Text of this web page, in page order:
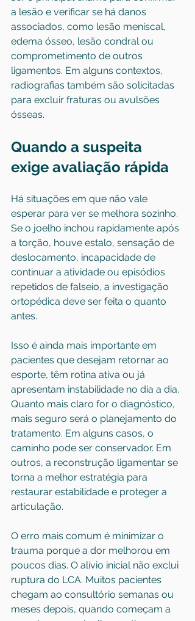
a lesão e verificar se há danos
associados, como lesão meniscal,
edema ósseo, lesão condral ou
comprometimento de outros
ligamentos. Em alguns contextos,
radiografias também são solicitadas
para excluir fraturas ou avulsões
ósseas.
Quando a suspeita
exige avaliação rápida
Há situações em que não vale
esperar para ver se melhora sozinho.
Se o joelho inchou rapidamente após
a torção, houve estalo, sensação de
deslocamento, incapacidade de
continuar a atividade ou episódios
repetidos de falseio, a investigação
ortopédica deve ser feita o quanto
antes.
Isso é ainda mais importante em
pacientes que desejam retornar ao
esporte, têm rotina ativa ou já
apresentam instabilidade no dia a dia.
Quanto mais claro for o diagnóstico,
mais seguro será o planejamento do
tratamento. Em alguns casos, o
caminho pode ser conservador. Em
outros, a reconstrução ligamentar se
torna a melhor estratégia para
restaurar estabilidade e proteger a
articulação.
O erro mais comum é minimizar o
trauma porque a dor melhorou em
poucos dias. O alívio inicial não exclui
ruptura do LCA. Muitos pacientes
chegam ao consultório semanas ou
meses depois, quando começam a